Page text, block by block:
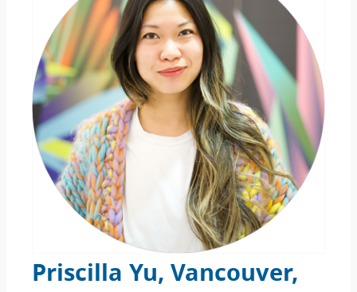
Priscilla Yu, Vancouver,